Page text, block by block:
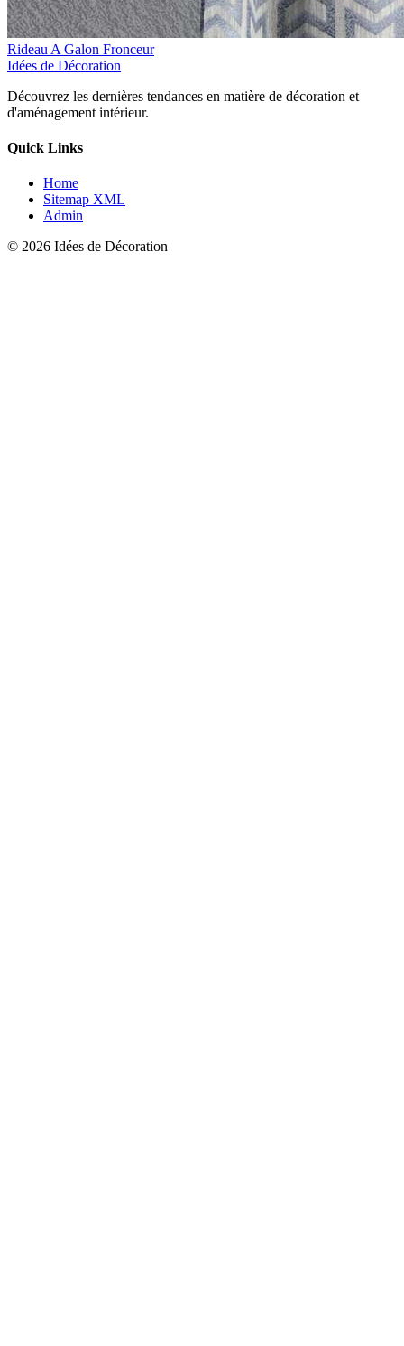
Rideau A Galon Fronceur
Idées de Décoration
Découvrez les dernières tendances en matière de décoration et
d'aménagement intérieur.
Quick Links
Home
Sitemap XML
Admin
© 2026 Idées de Décoration